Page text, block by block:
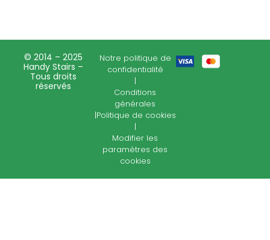
© 2014 – 2025
Handy Stairs –
Tous droits
réservés
Notre politique de
confidentialité
|
Conditions
générales
|Politique de cookies
|
Modifier les
paramètres des
cookies